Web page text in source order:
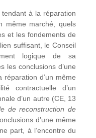
à la réparation
même marché, quels
et les fondements de
suffisant, le Conseil
logique de sa
les conclusions d’une
d’un même
contractuelle d’un
d’un autre (CE, 13
de reconstruction de
d’une même
part, à l’encontre du